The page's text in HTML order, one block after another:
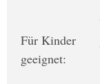
Für Kinder
geeignet: